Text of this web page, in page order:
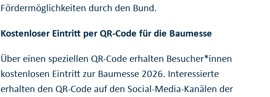
Fördermöglichkeiten durch den Bund.
Kostenloser Eintritt per QR-Code für die Baumesse
Über einen speziellen QR-Code erhalten Besucher*innen
kostenlosen Eintritt zur Baumesse 2026. Interessierte
erhalten den QR-Code auf den Social-Media-Kanälen der